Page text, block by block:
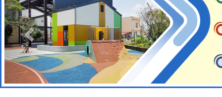
本校115學年度第2次